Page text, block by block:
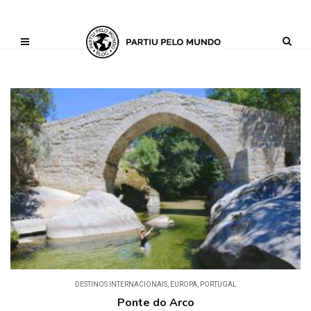
('AI_CONTENT_MARKER_NO_GET_SIDEBAR', true);
DESTINOS INTERNACIONAIS, EUROPA, PORTUGAL
Ponte do Arco